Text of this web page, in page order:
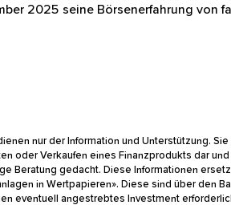
teilt er seit November 2025 seine
nur der Information und
oder Verkaufen eines Finanzprodukts dar
Beratung gedacht. Diese
in Wertpapieren». Diese sind
von Ihnen eventuell angestrebtes